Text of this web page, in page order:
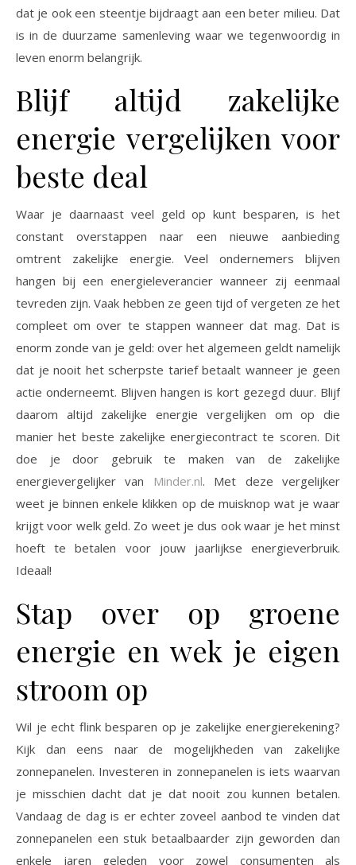
dat je ook een steentje bijdraagt aan een beter milieu. Dat
is in de duurzame samenleving waar we tegenwoordig in
leven enorm belangrijk.
Blijf altijd zakelijke
energie vergelijken voor
beste deal
Waar je daarnaast veel geld op kunt besparen, is het
constant overstappen naar een nieuwe aanbieding
omtrent zakelijke energie. Veel ondernemers blijven
hangen bij een energieleverancier wanneer zij eenmaal
tevreden zijn. Vaak hebben ze geen tijd of vergeten ze het
compleet om over te stappen wanneer dat mag. Dat is
enorm zonde van je geld: over het algemeen geldt namelijk
dat je nooit het scherpste tarief betaalt wanneer je geen
actie onderneemt. Blijven hangen is kort gezegd duur. Blijf
daarom altijd zakelijke energie vergelijken om op die
manier het beste zakelijke energiecontract te scoren. Dit
doe je door gebruik te maken van de zakelijke
energievergelijker van
Minder.nl. Met deze vergelijker
weet je binnen enkele klikken op de muisknop wat je waar
krijgt voor welk geld. Zo weet je dus ook waar je het minst
hoeft te betalen voor jouw jaarlijkse energieverbruik.
Ideaal!
Stap over op groene
energie en wek je eigen
stroom op
Wil je echt flink besparen op je zakelijke energierekening?
Kijk dan eens naar de mogelijkheden van zakelijke
zonnepanelen. Investeren in zonnepanelen is iets waarvan
je misschien dacht dat je dat nooit zou kunnen betalen.
Vandaag de dag is er echter zoveel aanbod te vinden dat
zonnepanelen een stuk betaalbaarder zijn geworden dan
enkele jaren geleden voor zowel consumenten als